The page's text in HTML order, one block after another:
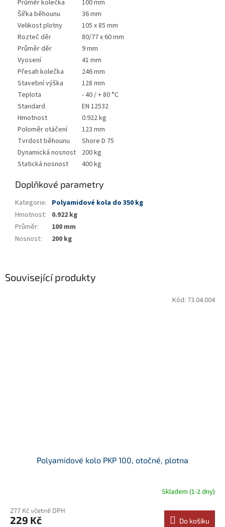
Související produkty
Polyamidové kolo PKP 100, otočné, plotna
Skladem (1-2 dny)
277 Kč včetně DPH
229 Kč Do košíku
Kód: 73.04.004
Průměr kolečka
100 mm
Šířka běhounu
36 mm
Velikost plotny
105 x 85 mm
Rozteč děr
80/77 x 60 mm
Průměr děr
9 mm
Vyosení
41 mm
Přesah kolečka
246 mm
Stavební výška
128 mm
Teplota
- 40 / + 80 °C
Standard
EN 12532
Hmotnost
0.922 kg
Poloměr otáčení
123 mm
Tvrdost běhounu
Shore D 75
Dynamická nosnost
200 kg
Statická nosnost
400 kg
Doplňkové parametry
Kategorie: Polyamidové kola do 350 kg
Hmotnost:
0.922 kg
Průměr:
100 mm
Nosnost: 200 kg